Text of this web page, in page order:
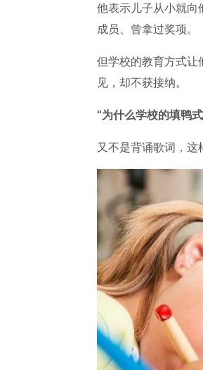
他表示儿子从小就向
成员、曾拿过奖项。
但学校的教育方式让
见，却不获接纳。
“为什么学校的填鸭
又不是背诵歌词，这